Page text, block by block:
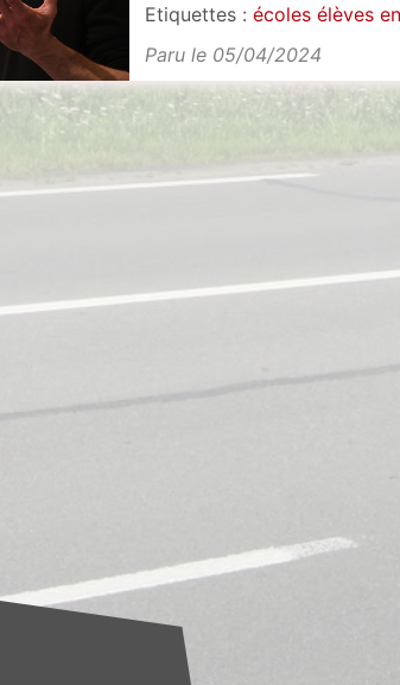
Etiquettes :écoles élèves
Paru le 05/04/2024